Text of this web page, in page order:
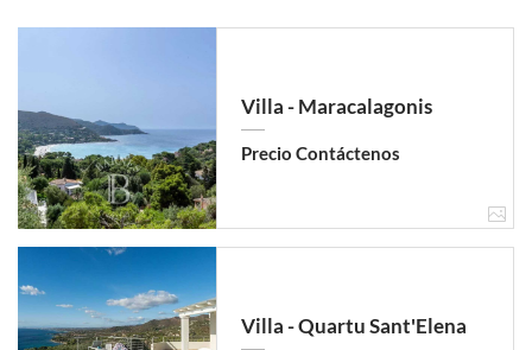
Villa - Maracalagonis
Precio Contáctenos
Villa - Quartu Sant'Elena